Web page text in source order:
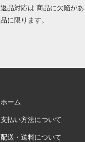
返品対応は 商品に欠陥があ
品に限ります。
ホーム
支払い方法について
配送・送料について